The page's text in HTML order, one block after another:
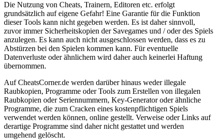
Die Nutzung von Cheats, Trainern, Editoren etc. erfolgt
grundsätzlich auf eigene Gefahr! Eine Garantie für die Funktion
dieser Tools kann nicht gegeben werden. Es ist daher sinnvoll,
zuvor immer Sicherheitskopien der Savegames und / oder des Spiels
anzulegen. Es kann auch nicht ausgeschlossen werden, dass es zu
Abstürzen bei den Spielen kommen kann. Für eventuelle
Datenverluste oder ähnlichem wird daher auch keinerlei Haftung
übernommen.
Auf CheatsCorner.de werden darüber hinaus weder illegale
Raubkopien, Programme oder Tools zum Erstellen von illegalen
Raubkopien oder Seriennummern, Key-Generator oder ähnliche
Programme, die zum Cracken eines kostenpflichtigen Spiels
verwendet werden können, online gestellt. Verweise oder Links auf
derartige Programme sind daher nicht gestattet und werden
umgehend gelöscht.